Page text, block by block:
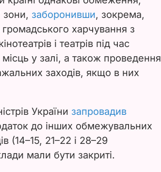
зони, заборонивши, зокрема,
громадського харчування з
і театрів під час
у залі, а також проведення
заходів, якщо в них
України запровадив
до інших обмежувальних
(14–15, 21–22 і 28–29
мали бути закриті.